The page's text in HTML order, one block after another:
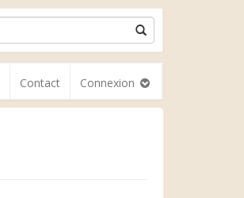
Contact Connexion